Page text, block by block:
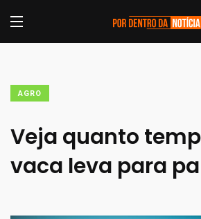
AGRO
Veja quanto
vaca leva para